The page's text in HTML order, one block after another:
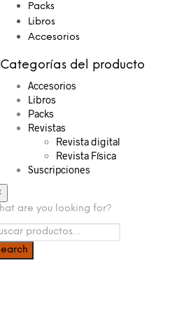
Packs
Libros
Accesorios
Categorías del producto
Accesorios
Libros
Packs
Revistas
Revista digital
Revista Física
Suscripciones
are you looking for?